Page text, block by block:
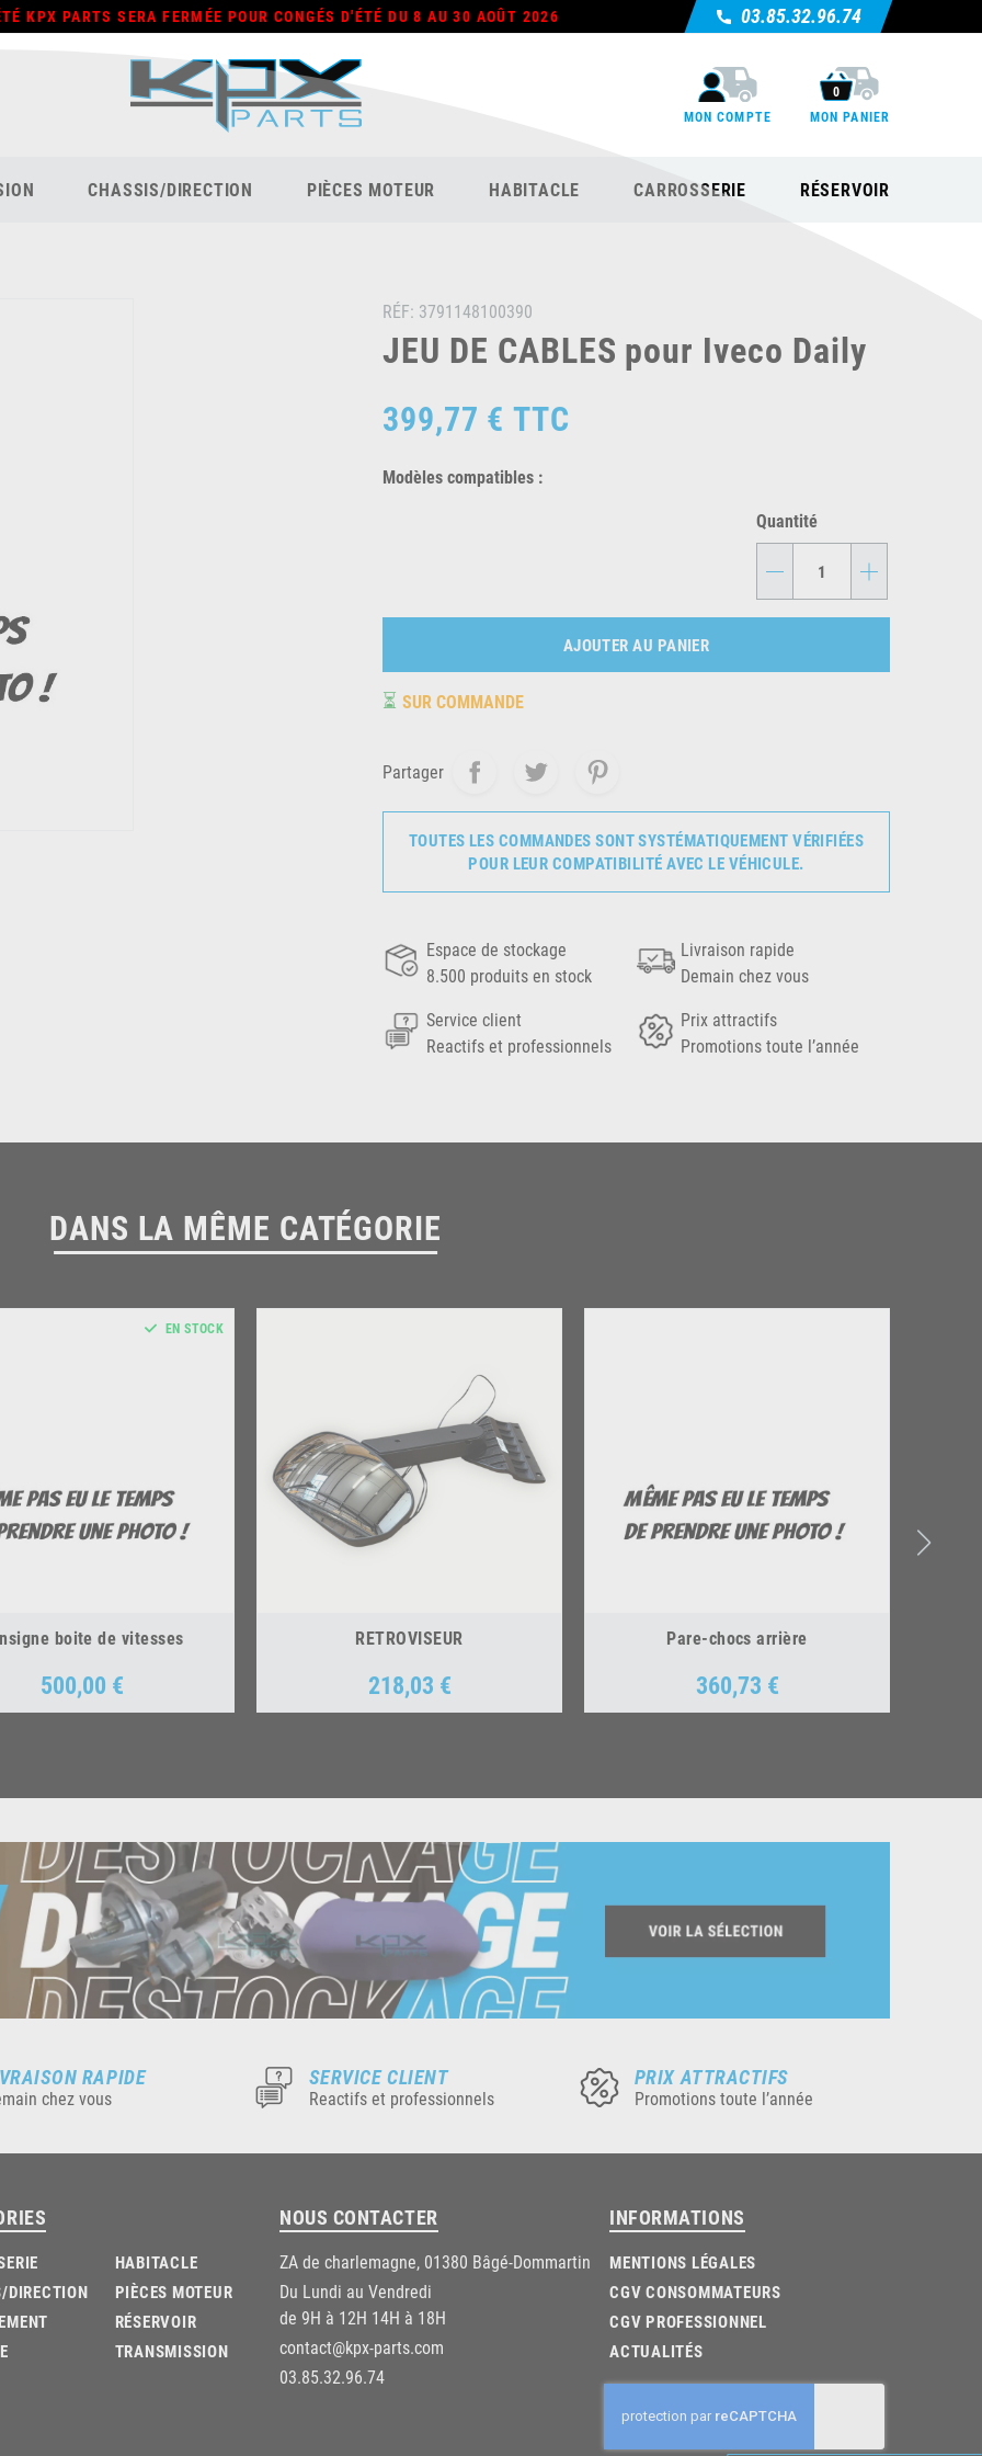
KPX PARTS SERA FERMÉE POUR CONGÉS D'ÉTÉ DU 8 AU 30 AOÛT 2026 03.85.32.96.74
MON COMPTE
0
MON PANIER
CHASSIS/DIRECTION PIÈCES MOTEUR HABITACLE CARROSSERIE RÉSERVOIR
RÉF: 3791148100390
JEU DE CABLES pour Iveco Daily
399,77 € TTC
Modèles compatibles :
Quantité
- +
AJOUTER AU PANIER
⏳ SUR COMMANDE
Partager
TOUTES LES COMMANDES SONT SYSTÉMATIQUEMENT VÉRIFIÉES
POUR LEUR COMPATIBILITÉ AVEC LE VÉHICULE.
Espace de stockage
8.500 produits en stock
Livraison rapide
Demain chez vous
Service client
Reactifs et professionnels
Prix attractifs
Promotions toute l’année
DANS LA MÊME CATÉGORIE
boite de vitesses
Prix
500,00 €
EN STOCK
RETROVISEUR
Prix
218,03 €
Pare-chocs arrière
Prix
360,73 €
RAPIDE
chez vous
SERVICE CLIENT
Reactifs et professionnels
PRIX ATTRACTIFS
Promotions toute l’année
DIRECTION
HABITACLE
PIÈCES MOTEUR
RÉSERVOIR
TRANSMISSION
NOUS CONTACTER
ZA de charlemagne, 01380 Bâgé-Dommartin
Du Lundi au Vendredi
de 9H à 12H 14H à 18H
contact@kpx-parts.com
03.85.32.96.74
INFORMATIONS
MENTIONS LÉGALES
CGV CONSOMMATEURS
CGV PROFESSIONNEL
ACTUALITÉS